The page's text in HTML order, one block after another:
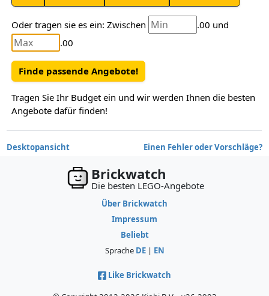
Oder tragen sie es ein: Zwischen .00 und
.00
Finde passende Angebote!
Tragen Sie Ihr Budget ein und wir werden Ihnen die besten
Angebote dafür finden!
Desktopansicht Einen Fehler oder Vorschläge?
Brickwatch
Die besten LEGO-Angebote
Über Brickwatch
Impressum
Beliebt
Sprache DE| EN
Like Brickwatch